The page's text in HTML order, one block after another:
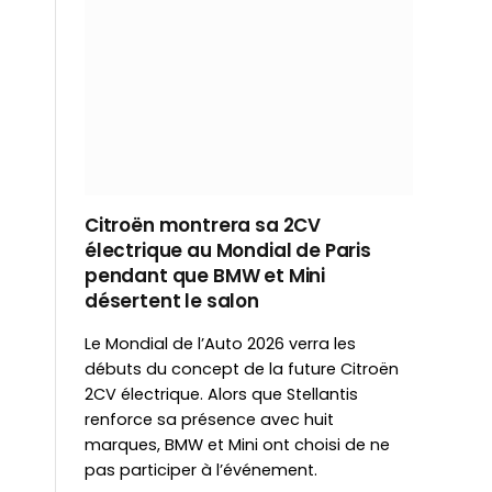
Citroën montrera sa 2CV
électrique au Mondial de Paris
pendant que BMW et Mini
désertent le salon
Le Mondial de l’Auto 2026 verra les
débuts du concept de la future Citroën
2CV électrique. Alors que Stellantis
renforce sa présence avec huit
marques, BMW et Mini ont choisi de ne
pas participer à l’événement.